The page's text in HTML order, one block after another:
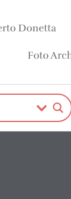
Donetta
Foto